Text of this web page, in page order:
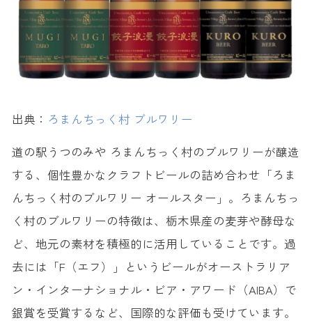
出典： ろまんちっく村 ブルワリー
道の駅うつのみや ろまんちっく村のブルワリーが醸造
する、個性豊かなクラフトビールの詰め合わせ「ろま
んちっく村のブルワリー オールスター」。ろまんちっ
く村のブルワリーの特徴は、栃木県産の麦芽や酵母な
ど、地元の素材を積極的に活用していることです。過
去には「F（エフ）」というビールがオーストラリア
ン・インターナショナル・ビア・アワード（AIBA）で
銀賞を受賞するなど、国際的な評価も受けています。